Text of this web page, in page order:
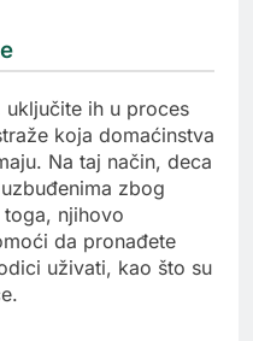
ih u proces
koja domaćinstva
Na taj način, deca
zbog
toga, njihovo
da pronađete
uživati, kao što su